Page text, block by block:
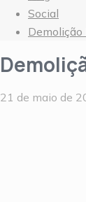
Social
Demolição
21 de maio de